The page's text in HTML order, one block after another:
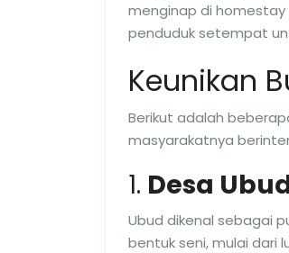
menginap di
penduduk setempat
Keunikan
Berikut adalah
masyarakatnya
1. Desa
Ubud dikenal sebagai
bentuk seni, mulai dari